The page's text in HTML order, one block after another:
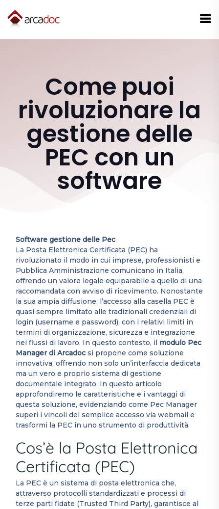
Come puoi
rivoluzionare la
gestione delle
PEC con un
software
Software gestione delle Pec
La Posta Elettronica Certificata (PEC) ha
rivoluzionato il modo in cui imprese, professionisti e
Pubblica Amministrazione comunicano in Italia,
offrendo un valore legale equiparabile a quello di una
raccomandata con avviso di ricevimento. Nonostante
la sua ampia diffusione, l’accesso alla casella PEC è
quasi sempre limitato alle tradizionali credenziali di
login (username e password), con i relativi limiti in
termini di organizzazione, sicurezza e integrazione
nei flussi di lavoro. In questo contesto, il modulo Pec
Manager di Arcadoc si propone come soluzione
innovativa, offrendo non solo un’interfaccia dedicata
ma un vero e proprio sistema di gestione
documentale integrato. In questo articolo
approfondiremo le caratteristiche e i vantaggi di
questa soluzione, evidenziando come Pec Manager
superi i vincoli del semplice accesso via webmail e
trasformi la PEC in uno strumento di produttività.
Cos’è la Posta Elettronica
Certificata (PEC)
La PEC è un sistema di posta elettronica che,
attraverso protocolli standardizzati e processi di
terze parti fidate (Trusted Third Party), garantisce al